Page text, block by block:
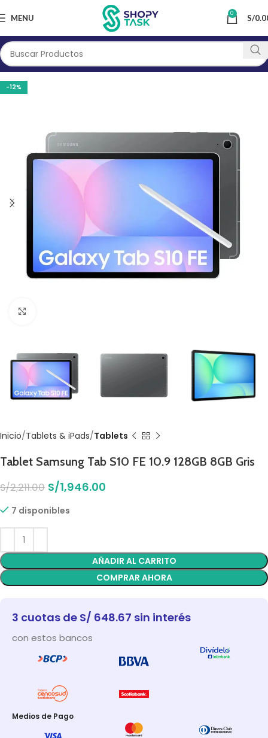
MENU 0 S/
-12%
Inicio Tablets & iPads Tablets
Tablet Samsung Tab S10 FE 10.9 128GB 8GB Gris
S/2,211.00 S/1,946.00
7 disponibles
AÑADIR AL CARRITO
COMPRAR AHORA
3 cuotas de S/ 648.67 sin interés
con estos bancos
Medios de Pago